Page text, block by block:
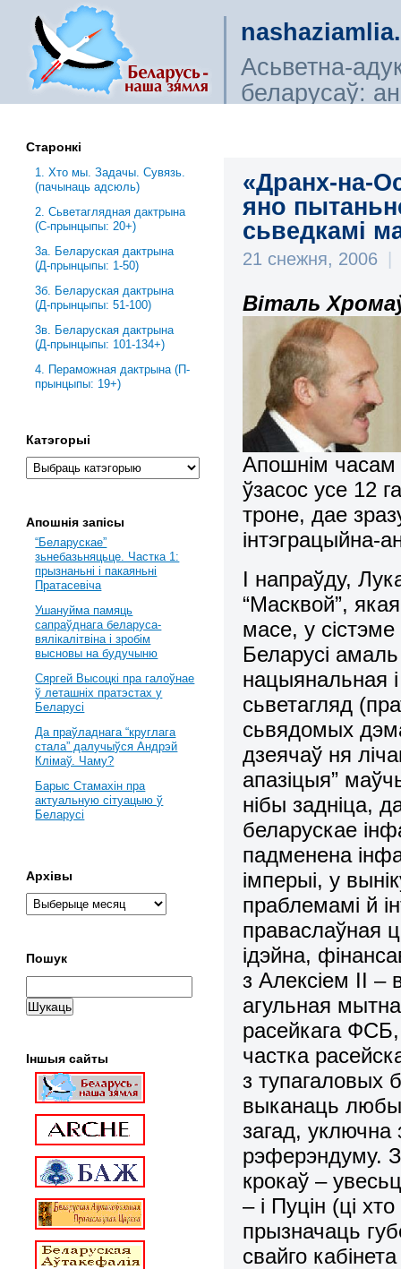
Асьветна-
беларусаў:
«Дранх-на-
яно
сьведкамі
21 снежня, 2006 |
Віталь
Апошнім часам
ўзасос усе 12
троне, дае
інтэграцыйна-
І напраўду,
“Масквой”,
масе, у
Беларусі
нацыянальная
сьветагляд
сьвядомых
дзеячаў ня
апазіцыя”
нібы задніца,
беларускае
падменена
імперыі, у
праблемамі й
праваслаўная
ідэйна,
з Алексіем ІІ
агульная
расейкага
частка
з тупагаловых
выканаць
загад, уключна
рэферэндуму.
крокаў –
– і Пуцін (ці
прызначаць
свайго
Старонкі
1. Хто мы. Задачы. Сувязь.
(пачынаць адсюль)
2. Сьветаглядная дактрына
(С-прынцыпы: 20+)
3a. Беларуская дактрына
(Д-прынцыпы: 1-50)
3б. Беларуская дактрына
(Д-прынцыпы: 51-100)
3в. Беларуская дактрына
(Д-прынцыпы: 101-134+)
4. Пераможная дактрына (П-
прынцыпы: 19+)
Катэгорыі
Апошнія запісы
“Беларускае”
зьнебазьняцьце. Частка 1:
прызнаньні і пакаяньні
Пратасевіча
Ушануйма памяць
сапраўднага беларуса-
вялікалітвіна і зробім
высновы на будучыню
Сяргей Высоцкі пра галоўнае
ў леташніх пратэстах у
Беларусі
Да праўладнага “круглага
стала” далучыўся Андрэй
Клімаў. Чаму?
Барыс Стамахін пра
актуальную сітуацыю ў
Беларусі
Архівы
Пошук
Іншыя сайты